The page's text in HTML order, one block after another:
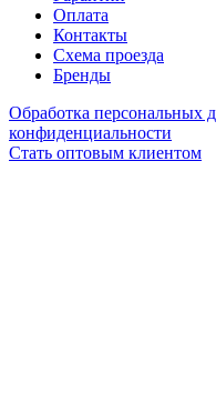
Оплата
Контакты
Схема проезда
Бренды
Обработка персональных
конфиденциальности
Стать оптовым клиентом